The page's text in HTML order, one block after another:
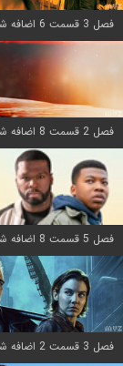
فصل 3 قسمت 6 اضافه شد
فصل 2 قسمت 8 اضافه شد
فصل 5 قسمت 8 اضافه شد
فصل 3 قسمت 2 اضافه شد